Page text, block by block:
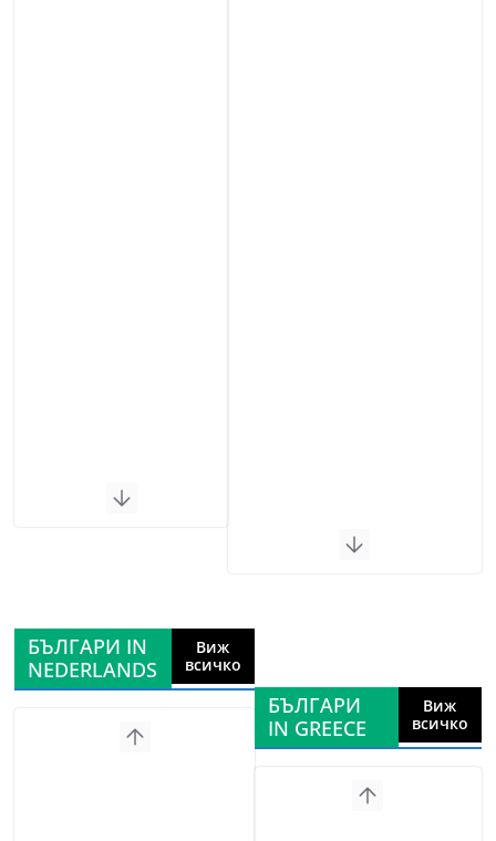
БЪЛГАРИ IN
NEDERLANDS
Виж
всичко
БЪЛГАРИ
IN GREECE
Виж
всичко